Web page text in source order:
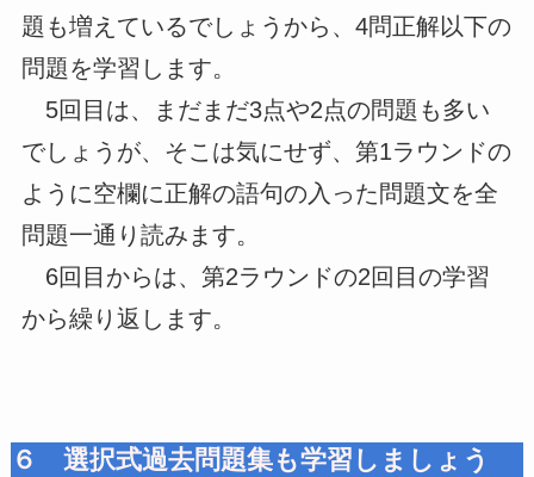
題も増えているでしょうから、4問正解以下の
問題を学習します。
5回目は、まだまだ3点や2点の問題も多い
でしょうが、そこは気にせず、第1ラウンドの
ように空欄に正解の語句の入った問題文を全
問題一通り読みます。
6回目からは、第2ラウンドの2回目の学習
から繰り返します。
６ 選択式過去問題集も学習しましょう